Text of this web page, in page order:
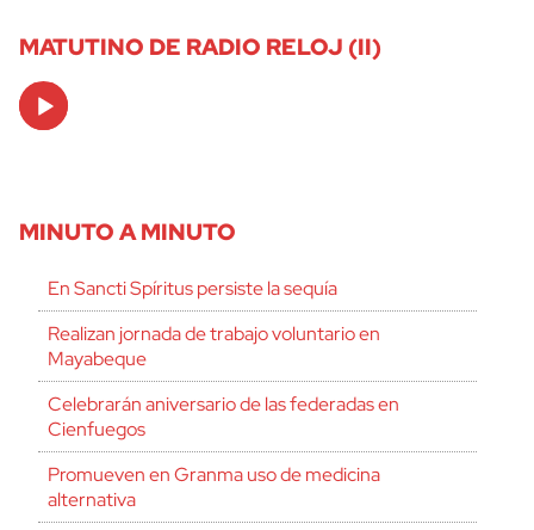
MATUTINO DE RADIO RELOJ (II)
Audio
Player
MINUTO A MINUTO
En Sancti Spíritus persiste la sequía
Realizan jornada de trabajo voluntario en
Mayabeque
Celebrarán aniversario de las federadas en
Cienfuegos
Promueven en Granma uso de medicina
alternativa